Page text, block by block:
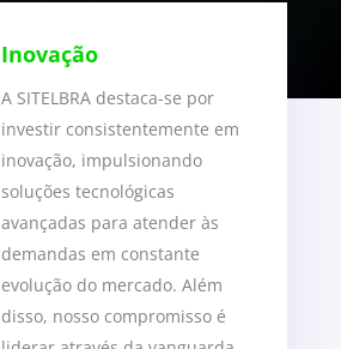
Inovação
A SITELBRA destaca-se por
investir consistentemente em
inovação, impulsionando
soluções tecnológicas
avançadas para atender às
demandas em constante
evolução do mercado. Além
disso, nosso compromisso é